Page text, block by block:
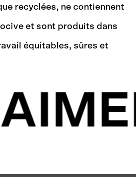
recyclées, ne contiennent
et sont produits dans
équitables, sûres et